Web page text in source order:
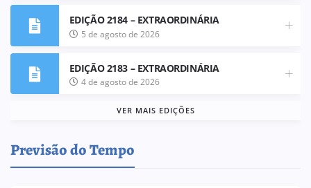
EDIÇÃO 2184 – EXTRAORDINÁRIA
5 de agosto de 2026
EDIÇÃO 2183 – EXTRAORDINÁRIA
4 de agosto de 2026
VER MAIS EDIÇÕES
Previsão do Tempo